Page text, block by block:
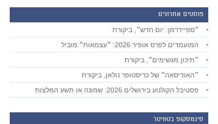
פוסטים אחרונים
״ספיידרמן: יום חדש״, ביקורת
המועמדים לפרס אופיר 2026: ״עצמאות״ מוביל
״תיכון מגשימים״, ביקורת
״האודיסאה״ של כריסטופר נולאן, ביקורת
פסטיבל הקולנוע בירושלים 2026: שמונה או תשע המלצות
סינמסקופ בטוויטר